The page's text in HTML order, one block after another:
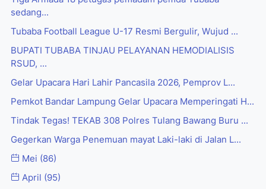
sedang...
Tubaba Football League U-17 Resmi Bergulir, Wujud ...
BUPATI TUBABA TINJAU PELAYANAN HEMODIALISIS
RSUD, ...
Gelar Upacara Hari Lahir Pancasila 2026, Pemprov L...
Pemkot Bandar Lampung Gelar Upacara Memperingati H...
Tindak Tegas! TEKAB 308 Polres Tulang Bawang Buru ...
Gegerkan Warga Penemuan mayat Laki-laki di Jalan L...
Mei (86)
April (95)